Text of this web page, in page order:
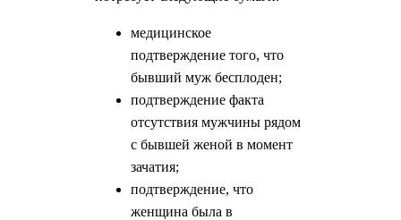
медицинское
подтверждение того, что
бывший муж бесплоден;
подтверждение факта
отсутствия мужчины рядом
с бывшей женой в момент
зачатия;
подтверждение, что
женщина была в